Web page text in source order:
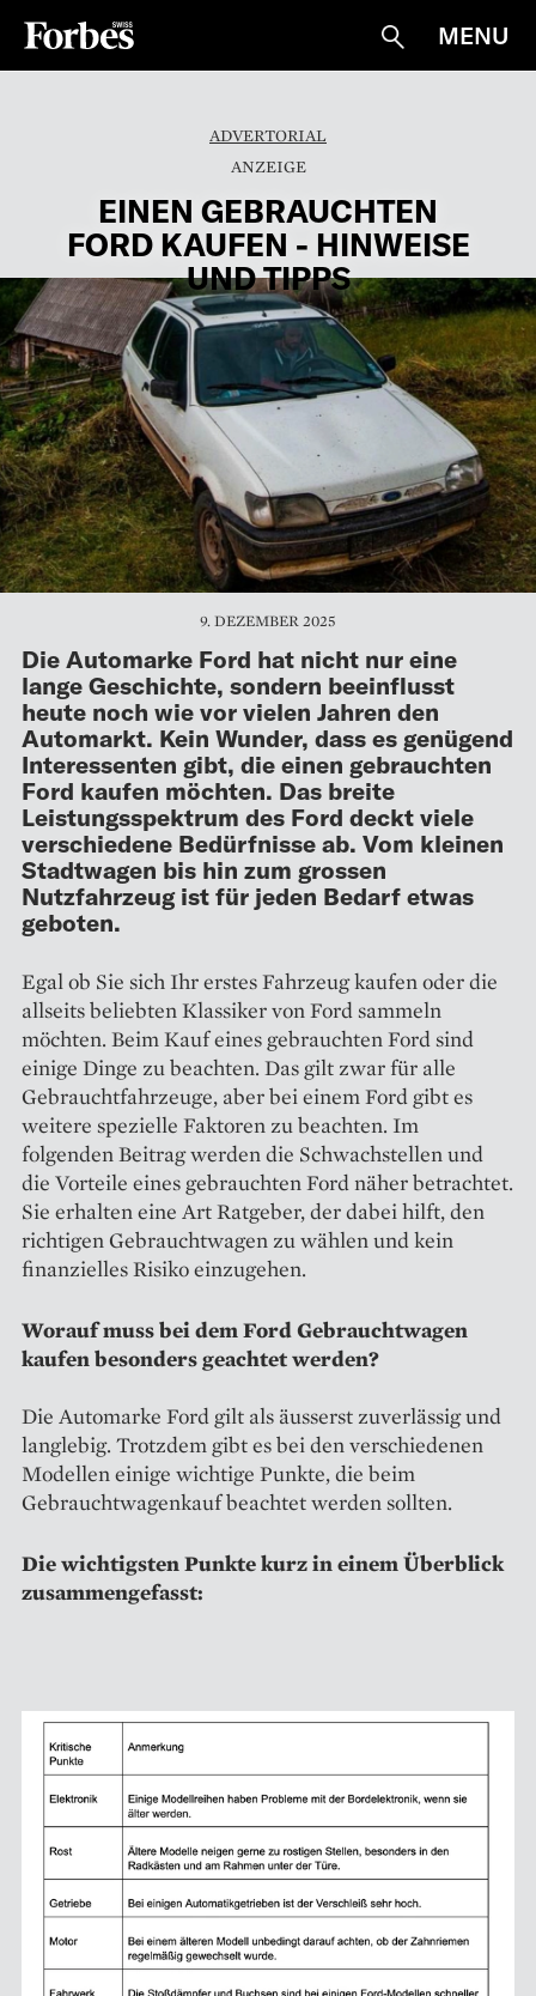
Suche
MENU
ADVERTORIAL
EINEN GEBRAUCHTEN
FORD KAUFEN - HINWEISE
UND TIPPS
9. DEZEMBER 2025
Die Automarke Ford hat nicht nur eine
lange Geschichte, sondern beeinflusst
heute noch wie vor vielen Jahren den
Automarkt. Kein Wunder, dass es genügend
Interessenten gibt, die einen gebrauchten
Ford kaufen möchten. Das breite
Leistungsspektrum des Ford deckt viele
verschiedene Bedürfnisse ab. Vom kleinen
Stadtwagen bis hin zum grossen
Nutzfahrzeug ist für jeden Bedarf etwas
geboten.
Egal ob Sie sich Ihr erstes Fahrzeug kaufen oder die
allseits beliebten Klassiker von Ford sammeln
möchten. Beim Kauf eines gebrauchten Ford sind
einige Dinge zu beachten. Das gilt zwar für alle
Gebrauchtfahrzeuge, aber bei einem Ford gibt es
weitere spezielle Faktoren zu beachten. Im
folgenden Beitrag werden die Schwachstellen und
die Vorteile eines gebrauchten Ford näher betrachtet.
Sie erhalten eine Art Ratgeber, der dabei hilft, den
richtigen Gebrauchtwagen zu wählen und kein
finanzielles Risiko einzugehen.
Worauf muss bei dem Ford Gebrauchtwagen
kaufen besonders geachtet werden?
Die Automarke Ford gilt als äusserst zuverlässig und
langlebig. Trotzdem gibt es bei den verschiedenen
Modellen einige wichtige Punkte, die beim
Gebrauchtwagenkauf beachtet werden sollten.
Die wichtigsten Punkte kurz in einem Überblick
zusammengefasst: